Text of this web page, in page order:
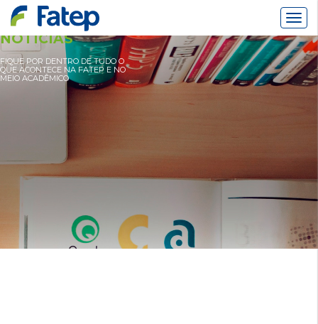
NOTÍCIAS
FIQUE POR DENTRO DE TUDO O
QUE ACONTECE NA FATEP E NO
MEIO ACADÊMICO